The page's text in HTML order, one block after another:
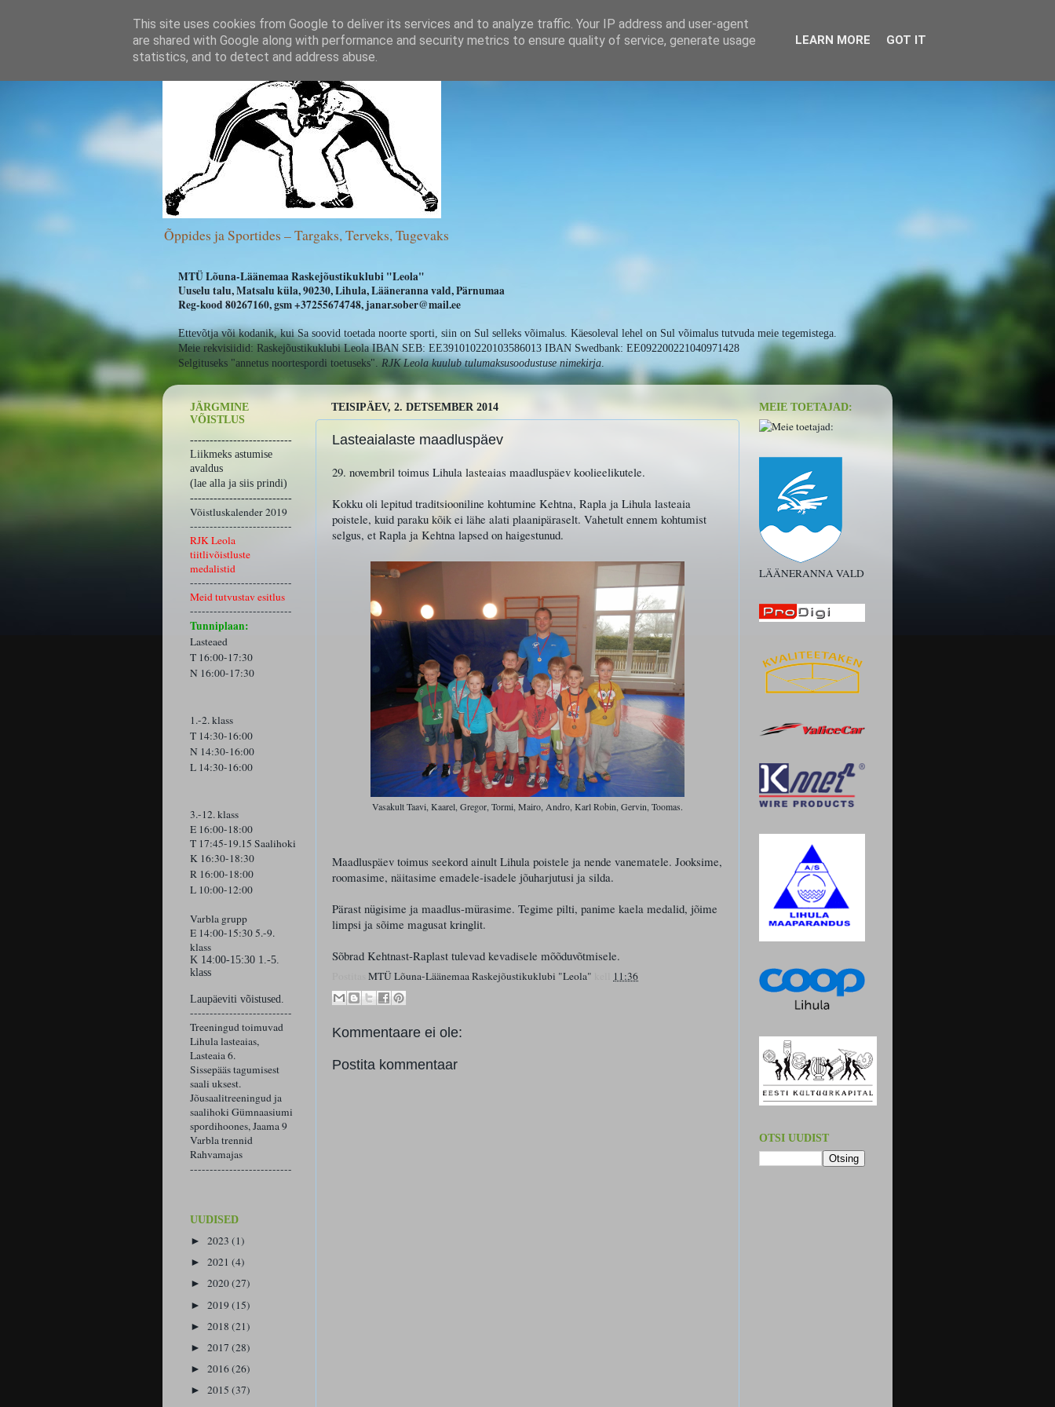
Õppides ja Sportides – Targaks, Terveks, Tugevaks
MTÜ Lõuna-Läänemaa Raskejõustikuklubi "Leola"
Uuselu talu, Matsalu küla, 90230, Lihula, Lääneranna vald, Pärnumaa
Reg-kood 80267160, gsm +37255674748, janar.sober@mail.ee
Ettevõtja või kodanik, kui Sa soovid toetada noorte sporti, siin on Sul selleks võimalus. Käesoleval lehel on Sul võimalus tutvuda meie tegemistega.
Meie rekvisiidid: Raskejõustikuklubi Leola IBAN SEB: EE391010220103586013 IBAN Swedbank: EE092200221040971428
Selgituseks "annetus noortespordi toetuseks".RJK Leolakuulub tulumaksusoodustuse nimekirja
TEISIPÄEV, 2. DETSEMBER 2014
Lasteaialaste maadluspäev
29. novembril toimus Lihula lasteaias maadluspäev koolieelikutele.
Kokku oli lepitud traditsiooniline kohtumine Kehtna, Rapla ja Lihula lasteaia
poistele, kuid paraku kõik ei lähe alati plaanipäraselt. Vahetult ennem kohtumist
selgus, et Rapla ja Kehtna lapsed on haigestunud.
Vasakult Taavi, Kaarel, Gregor, Tormi, Mairo, Andro, Karl Robin, Gervin, Toomas.
Maadluspäev toimus seekord ainult Lihula poistele ja nende vanematele. Jooksime,
roomasime, näitasime emadele-isadele jõuharjutusi ja silda.
Pärast nügisime ja maadlus-mürasime. Tegime pilti, panime kaela medalid, jõime
limpsi ja sõime magusat kringlit.
Sõbrad Kehtnast-Raplast tulevad kevadisele mõõduvõtmisele.
MTÜ Lõuna-Läänemaa Raskejõustikuklubi "Leola" 11:36
Kommentaare ei ole:
Postita kommentaar
JÄRGMINE
VÕISTLUS
--------------------------
Liikmeks astumise
avaldus
(lae alla ja siis prindi)
--------------------------
Võistluskalender 2019
--------------------------
RJK Leola
tiitlivõistluste
medalistid
--------------------------
Meid tutvustav esitlus
--------------------------
Tunniplaan:
Lasteaed
T 16:00-17:30
N 16:00-17:30
1.-2. klass
T 14:30-16:00
N 14:30-16:00
L 14:30-16:00
3.-12. klass
E 16:00-18:00
T 17:45-19.15 Saalihoki
K 16:30-18:30
R 16:00-18:00
L 10:00-12:00
Varbla grupp
E 14:00-15:30 5.-9.
klass
K 14:00-15:30 1.-5.
klass
Laupäeviti võistused.
--------------------------
Treeningud toimuvad
Lihula lasteaias,
Lasteaia 6.
Sissepääs tagumisest
saali uksest.
Jõusaalitreeningud ja
saalihoki Gümnaasiumi
spordihoones, Jaama 9
Varbla trennid
Rahvamajas
--------------------------
UUDISED
► 2023 (1)
► 2021 (4)
► 2020(27)
► 2019 (15)
► 2018 (21)
► 2017 (28)
► 2016(26)
► 2015 (37)
MEIE TOETAJAD:
LÄÄNERANNA VALD
OTSI UUDIST
This site uses cookies from Google to deliver its services and to analyze traffic. Your IP address and user-agent
are shared with Google along with performance and security metrics to ensure quality of service, generate usage
statistics, and to detect and address abuse.
LEARN MORE GOT IT